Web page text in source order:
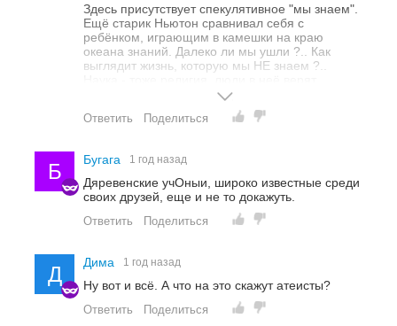
Здесь присутствует спекулятивное "мы знаем".
Ещё старик Ньютон сравнивал себя с
ребёнком, играющим в камешки на краю
океана знаний. Далеко ли мы ушли ?.. Как
выглядит жизнь, которую мы НЕ знаем ?..
Ответить Поделиться
Б Бугага 1 год назад
Дяревенские учОныи, широко известные среди
своих друзей, еще и не то докажуть.
Ответить Поделиться
Д Дима 1 год назад
Ну вот и всё. А что на это скажут атеисты?
Ответить Поделиться